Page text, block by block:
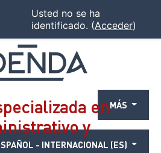
Usted no se ha
identificado. (Acceder)
MÁS
- INTERNACIONAL ‎(ES)‎
en
y